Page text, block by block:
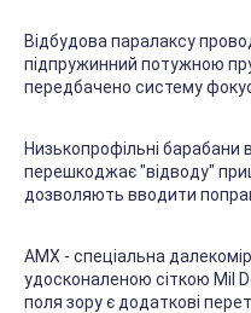
Відбудова паралаксу
підпружинний потужною
передбачено систему
Низькопрофільні
перешкоджає "відводу"
дозволяють вводити
AMX - спеціальна
удосконаленою сіткою Mil
поля зору є додаткові